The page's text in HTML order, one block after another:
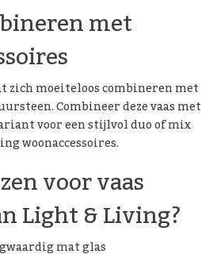
met
moeiteloos combineren met
Combineer deze vaas met
voor een stijlvol duo of mix
woonaccessoires.
voor vaas
Light & Living?
mat glas